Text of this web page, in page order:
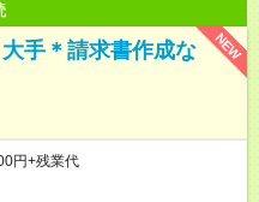
NEW
手＊請求書作成な
円+残業代